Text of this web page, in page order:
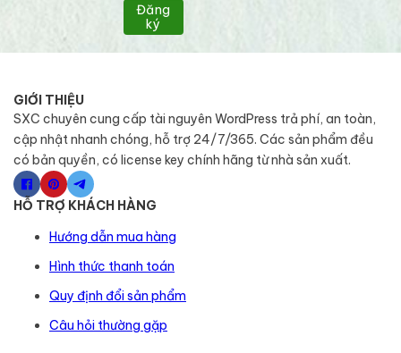
Đăng
ký
GIỚI THIỆU
SXC chuyên cung cấp tài nguyên WordPress trả phí, an toàn,
cập nhật nhanh chóng, hỗ trợ 24/7/365. Các sản phẩm đều
có bản quyền, có license key chính hãng từ nhà sản xuất.
HỖ TRỢ KHÁCH HÀNG
Hướng dẫn mua hàng
Hình thức thanh toán
Quy định đổi sản phẩm
Câu hỏi thường gặp